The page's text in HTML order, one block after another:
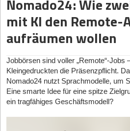
Digitaler Vorreiter: Wie
Ausbildung umkrempelt
Nomado24: Wie
mit KI den
aufräumen wollen
Jobbörsen sind voller „Remote“-Jobs
Kleingedruckten die Präsenzpflicht.
Nomado24 nutzt Sprachmodelle, um
Eine smarte Idee für eine spitze
ein tragfähiges Geschäftsmodell?